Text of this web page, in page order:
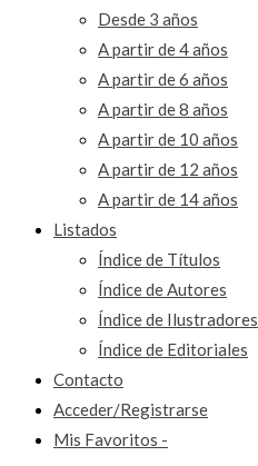
Desde 3 años
A partir de 4 años
A partir de 6 años
A partir de 8 años
A partir de 10 años
A partir de 12 años
A partir de 14 años
Listados
Índice de Títulos
Índice de Autores
Índice de Ilustradores
Índice de Editoriales
Contacto
Acceder/Registrarse
Mis Favoritos -